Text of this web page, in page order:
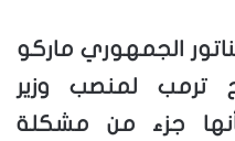
السيناتور الجمهوري ماركو
ترمب لمنصب وزير
جزء من مشكلة